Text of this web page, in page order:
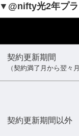
▼@nifty光2年プラ
契約更新期間
（契約満了月から翌々
契約更新期間以外